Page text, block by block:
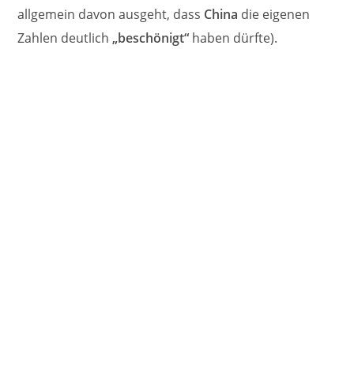
allgemein davon ausgeht, dass China die eigenen
Zahlen deutlich„beschönigt“ haben dürfte).